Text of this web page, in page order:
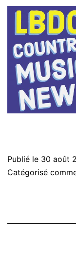
Publié le 30 août
Catégorisé